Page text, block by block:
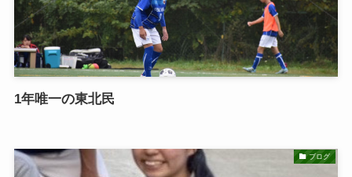
1年唯一の東北民
ブログ